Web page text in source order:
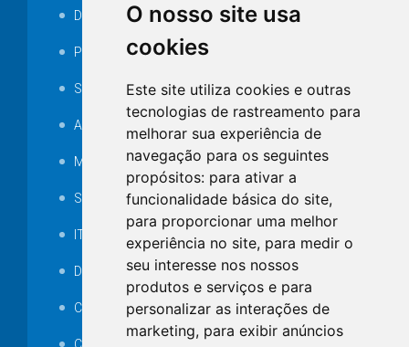
O nosso site usa
cookies
Este site utiliza cookies e outras
tecnologias de rastreamento para
melhorar sua experiência de
navegação para os seguintes
propósitos: para ativar a
funcionalidade básica do site,
para proporcionar uma melhor
experiência no site, para medir o
seu interesse nos nossos
produtos e serviços e para
personalizar as interações de
marketing, para exibir anúncios
Decretos
Portarias
SAMAE
Audiência pública
MANUTENÇÃO DE ILUMINAÇÃO PÚBLICA
Serviços Técnicos TI
ITR
Desapropriações
Catalogo Eletrônico de Padronização
Consórcios Municipais